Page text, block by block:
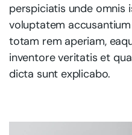
perspiciatis unde omnis
voluptatem
totam rem aperiam,
inventore veritatis et
dicta sunt explicabo.